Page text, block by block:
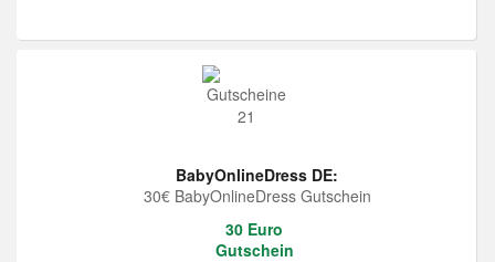
BabyOnlineDress DE:
30€ BabyOnlineDress Gutschein
30 Euro
Gutschein